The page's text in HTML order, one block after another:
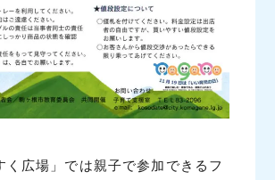
く広場」では親子で参加できるフ